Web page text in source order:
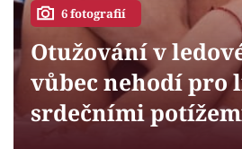
Sledujte prima+
Filmový festival
6 fotografií
Otužování v
vůbec nehodí pro
srdečními